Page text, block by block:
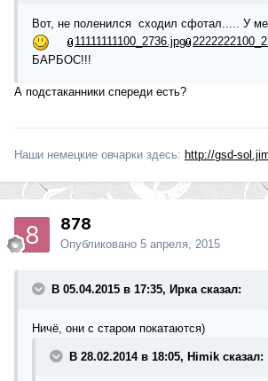
Вот, не поленился сходил сфотал..... У
11111111100_2736.jpg
БАРБОС!!!
А подстаканники спереди есть?
Наши немецкие овчарки здесь: http://gsd-
878
Опубликовано 5 апреля, 2015
В 05.04.2015 в 17:35, Ирка сказал:
Ничё, они с старом покатаются)
В 28.02.2014 в 18:05, Himik сказал: